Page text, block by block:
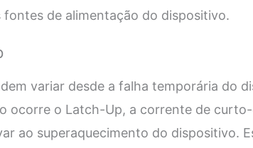
de alimentação do dispositivo.
variar desde a falha temporária do
ocorre o Latch-Up, a corrente de
ao superaquecimento do dispositivo.